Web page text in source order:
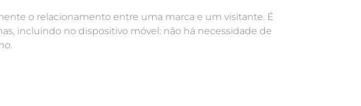
o relacionamento entre uma marca e um visitante. É
incluindo no dispositivo móvel: não há necessidade de
.